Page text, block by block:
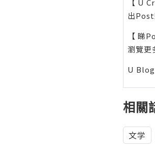
【 U
出
【 睇
瀏覽更
U
相關
文学